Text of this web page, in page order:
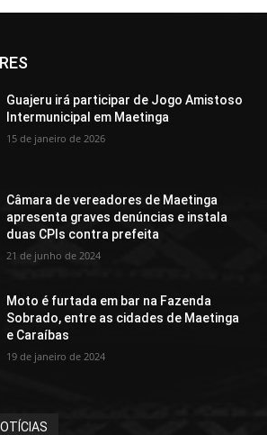
Guajeru irá participar de Jogo Amistoso
Intermunicipal em Maetinga
15 de janeiro de 2026
Câmara de vereadores de Maetinga
apresenta graves denúncias e instala
duas CPIs contra prefeita
21 de junho de 2024
Moto é furtada em bar na Fazenda
Sobrado, entre as cidades de Maetinga
e Caraíbas
19 de janeiro de 2024